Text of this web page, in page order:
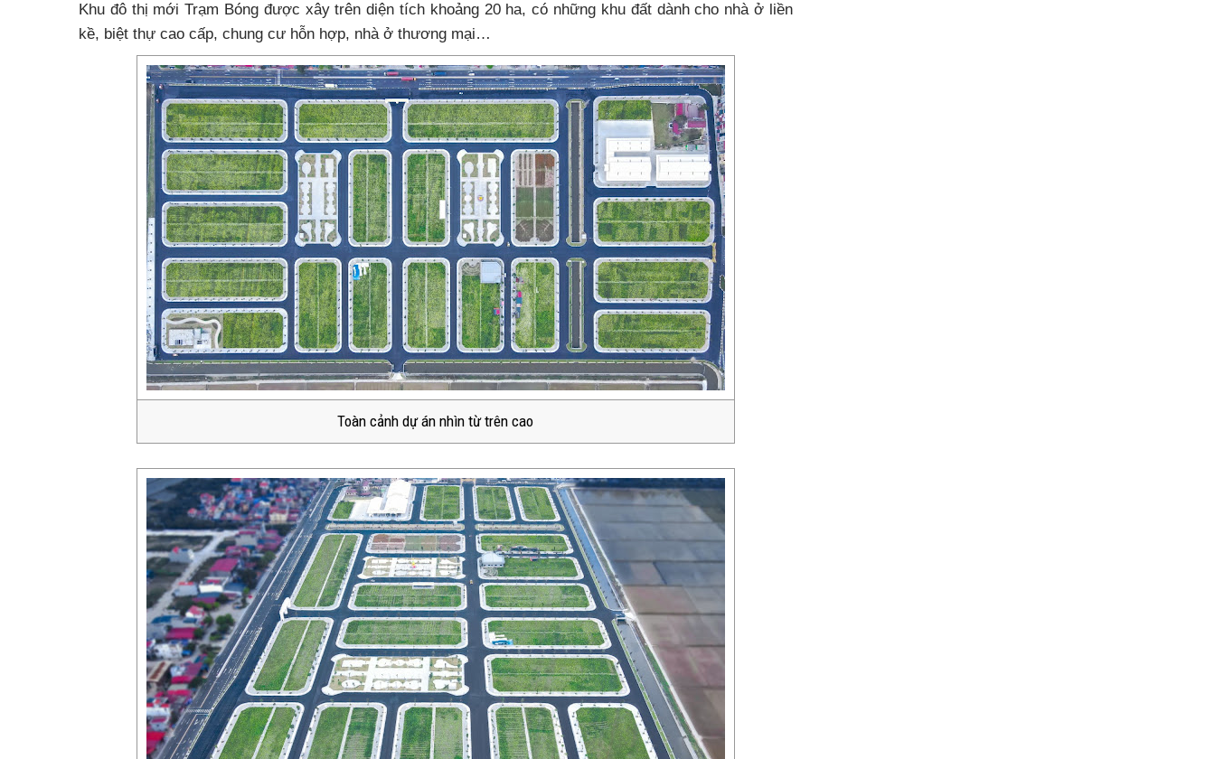
Khu đô thị mới Trạm Bóng được xây trên diện tích khoảng 20 ha, có những khu đất dành cho nhà ở liền
kề, biệt thự cao cấp, chung cư hỗn hợp, nhà ở thương mại…
Toàn cảnh dự án nhìn từ trên cao